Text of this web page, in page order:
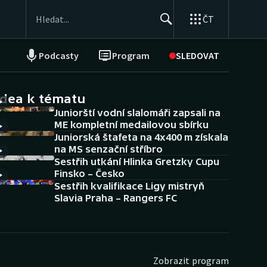
ČT
Podcasty Program SLEDOVAT
NEPŘEHLÉDNĚTE
Historické návraty
Aplikace ČT sport
AZ kvíz
k tématu
Juniorští vodní slalomáři zapsali na
ME kompletní medailovou sbírku
Juniorská štafeta na 4x400 m získala
na MS senzační stříbro
Sestřih utkání Hlinka Gretzky Cupu
Finsko – Česko
Sestřih kvalifikace Ligy mistryň
Slavia Praha – Rangers FC
Zobrazit program